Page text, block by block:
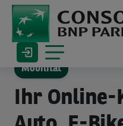
Mobilität
Ihr